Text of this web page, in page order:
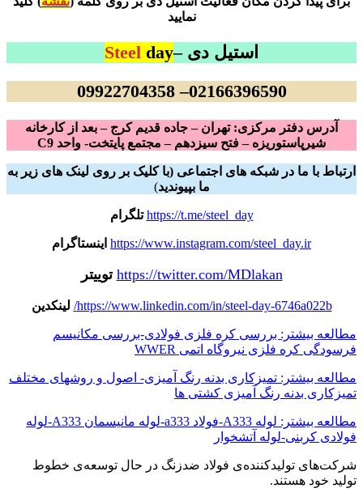
نمایید
استیل دی – Steel day
02166396590– 09922704358
آدرس دفتر مرکزی: تهران – جاده قدیم کرج – بعد از کارخانه
شیرپاستوریزه – فتح سیزدهم – مجتمع پایتخت- واحد C9
ارتباط با ما در شبکه های اجتماعی (با کلیک بر روی لینک های زیر به
ما بپیوندید)
https://t.me/steel_day تلگرام
https://www.instagram.com/steel_day.ir اینستاگرام
https://twitter.com/MDlakan توییتر
https://www.linkedin.com/in/steel-day-6746a022b/ لینکدین
مطالعه بیشتر: بررسی کره فلزی فولادی-بررسی مکانیسم
فرسودگی کره فلزی نیروگاه اتمی WWER
مطالعه بیشتر: تمیزکاری بدنه رنگ آمیزی- اصول و روشهای مختلف
تمیزکاری بدنه رنگ آمیزی کشتی ها
مطالعه بیشتر: لوله A333-فولاد a333-لوله مانیسمان A333-لوله
فولادی کربنی-لوله آتشخوار
شرکت‌های تولیدکننده‌ی فولاد ضدزنگ در حال توسعه‌ی خطوط
تولید خود هستند.